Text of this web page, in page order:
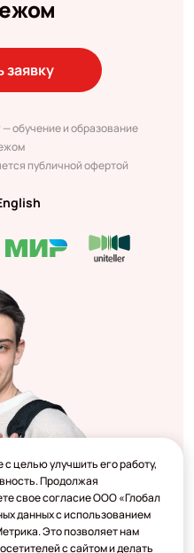
заявку
обучение и образование
публичной офертой
целью улучшить его работу,
Продолжая
свое согласие ООО «Глобал
данных с использованием
Это позволяет нам
с сайтом и делать